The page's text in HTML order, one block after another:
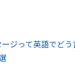
ージって英語でど